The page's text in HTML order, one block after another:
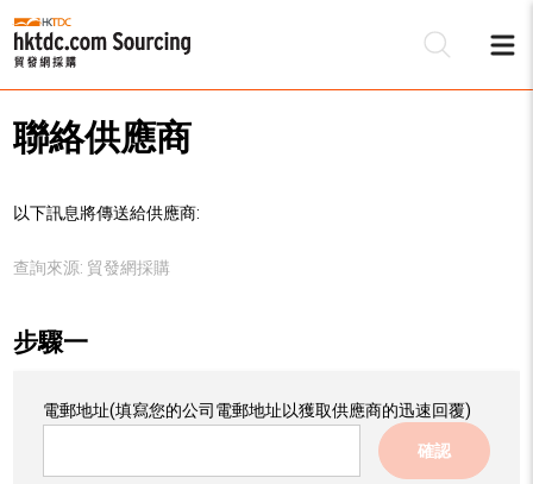
聯絡供應商
以下訊息將傳送給供應商:
查詢來源: 貿發網採購
步驟一
電郵地址(填寫您的公司電郵地址以獲取供應商的迅速回覆)
確認